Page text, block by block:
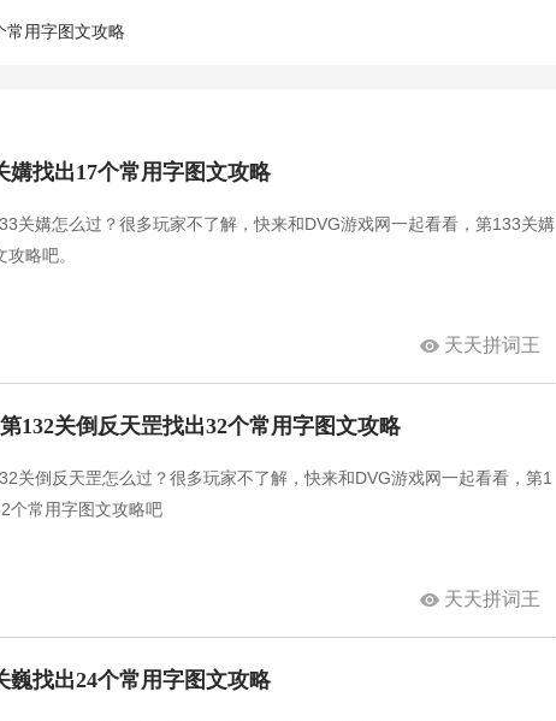
常用字图文攻略
媾找出17个常用字图文攻略
关媾怎么过？很多玩家不了解，快来和DVG游戏网一起看看，第133关媾
略吧。
天天拼词王
132关倒反天罡找出32个常用字图文攻略
关倒反天罡怎么过？很多玩家不了解，快来和DVG游戏网一起看看，第1
个常用字图文攻略吧
天天拼词王
巍找出24个常用字图文攻略